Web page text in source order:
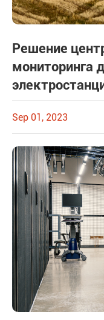
Решение
мониторинга
Sep 01, 2023